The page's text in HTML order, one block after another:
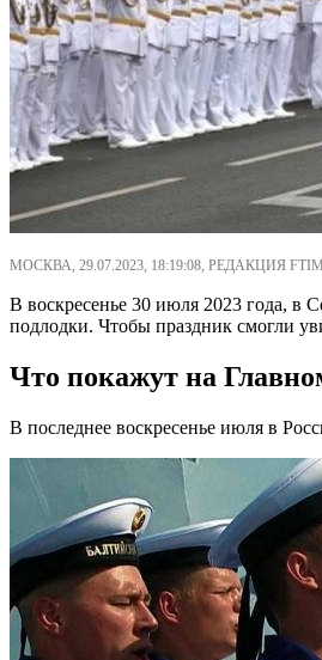
МОСКВА, 29.07.2023, 18:19:08, РЕДАКЦИЯ
В воскресенье 30 июля 2023 года, в
подлодки. Чтобы праздник смогли
Что покажут на
В последнее воскресенье июля в